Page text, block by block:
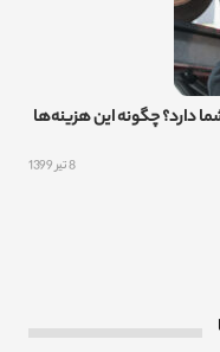
دارد؟ چگونه این هزینه‌ها
8 تیر 1399